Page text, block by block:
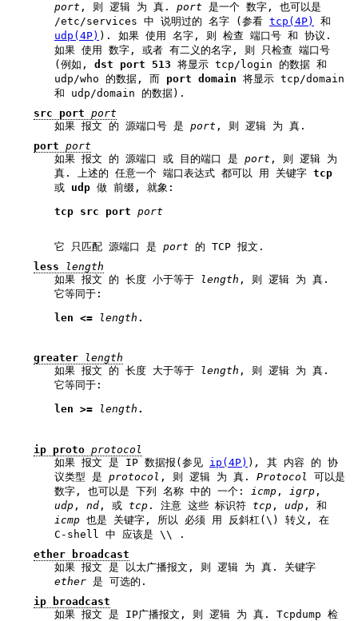
port
, 则 逻辑 为 真. port
/etc/services 中 说明过的 名字 (参看 tcp(4P)
和
udp(4P) ). 如果 使用 名字, 则 检查 端口号 和 协议.
如果 使用 数字, 或者 有二义的名字, 则 只检查 端口号
(例如, dst port 513 将显示 tcp/login 的数据 和
udp/who 的数据, 而 port domain 将显示 tcp/domain
和 udp/domain 的数据).
src port port
如果 报文 的 源端口号 是 port
, 则 逻辑 为 真.
port port
如果 报文 的 源端口 或 目的端口 是 port , 则 逻辑 为
真. 上述的 任意一个 端口表达式 都可以 用 关键字 tcp
或 udp 做 前缀, 就象:
tcp src port port
它 只匹配 源端口 是 port 的 TCP 报文.
less
length
如果 报文 的 长度 小于等于
length , 则 逻辑 为 真.
它等同于:
len <=
length .
greater
length
如果 报文 的 长度 大于等于
length , 则 逻辑 为 真.
它等同于:
len >=
length .
ip proto protocol
如果 报文 是 IP 数据报(参见 ip(4P) ) ,
其 内容 的 协
议类型 是 protocol , 则 逻辑 为 真. Protocol 可以是
数字, 也可以是 下列 名称 中的 一个: icmp , igrp ,
udp , nd , 或 tcp . 注意 这些 标识符 tcp , udp , 和
icmp
C-shell 中 应该是 \\ .
ether broadcast
如果 报文 是 以太广播报文, 则 逻辑 为 真. 关键字
ether 是 可选的.
ip broadcast
如果 报文 是 IP广播报文, 则 逻辑 为 真. Tcpdump 检